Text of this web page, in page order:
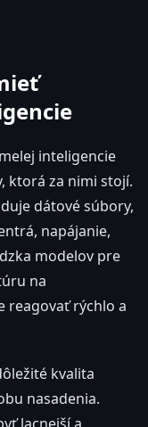
inteligencie
ktorá za nimi stojí.
dátové súbory,
napájanie,
modelov pre
na
reagovať rýchlo a
kvalita
nasadenia.